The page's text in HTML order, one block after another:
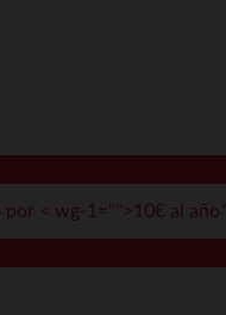
< wg-1="">10€ al año*